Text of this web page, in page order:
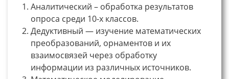
Аналитический – обработка результатов
опроса среди 10-х классов.
Дедуктивный — изучение математических
преобразований, орнаментов и их
взаимосвязей через обработку
информации из различных источников.